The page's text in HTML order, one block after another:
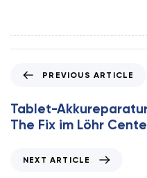
e
v
PREVIOUS ARTICLE
Tablet-
The Fix im Löhr
NEXT ARTICLE